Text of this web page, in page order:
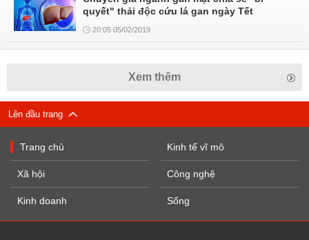
quyết" thải độc cứu lá gan ngày Tết
20:05 05/02/2019
Xem thêm
Lên đầu trang
Trang chủ
Xã hội
Kinh doanh
Kinh tế vĩ mô
Công nghệ
Sống